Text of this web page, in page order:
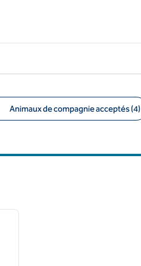
Animaux de compagnie acceptés (4)
image suivante